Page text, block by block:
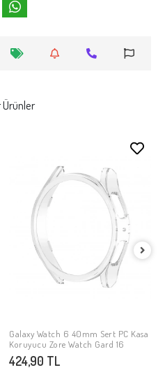
SEPETE EKLE
Galaxy Watch 6 40mm Sert PC Kasa
Koruyucu Zore Watch Gard 16
424,90 TL